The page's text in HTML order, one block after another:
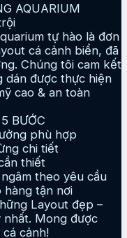
AQUARIUM
tự hào là đơn
cá cảnh biển, đã
Chúng tôi cam kết
dán được thực hiện
cao & an toàn
BƯỚC
phù hợp
chi tiết
thiết
theo yêu cầu
hàng tận nơi
Layout đẹp –
nhất. Mong được
cảnh!